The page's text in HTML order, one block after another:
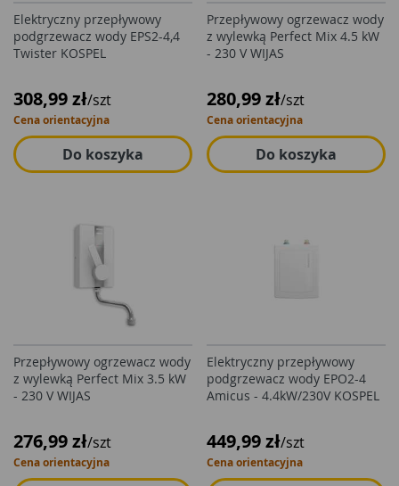
Elektryczny przepływowy
podgrzewacz wody EPS2-4,4
Twister KOSPEL
308,99 zł/szt
Cena orientacyjna
Do koszyka
Przepływowy ogrzewacz wody
z wylewką Perfect Mix 4.5 kW
- 230 V WIJAS
280,99 zł/szt
Cena orientacyjna
Do koszyka
Przepływowy ogrzewacz wody
z wylewką Perfect Mix 3.5 kW
- 230 V WIJAS
276,99 zł/szt
Cena orientacyjna
Elektryczny przepływowy
podgrzewacz wody EPO2-4
Amicus - 4.4kW/230V KOSPEL
449,99 zł/szt
Cena orientacyjna